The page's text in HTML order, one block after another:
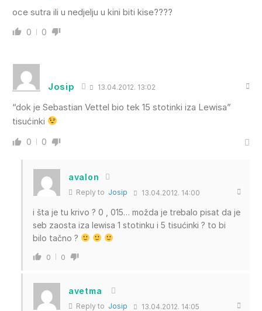
oce sutra ili u nedjelju u kini biti kise????
0 0
Josip 13.04.2012. 13:02
“dok je Sebastian Vettel bio tek 15 stotinki iza Lewisa”
tisućinki
0 0
avalon
Reply to Josip 13.04.2012. 14:00
i šta je tu krivo ? 0 , 015… možda je trebalo pisat da je
seb zaosta iza lewisa 1 stotinku i 5 tisućinki ? to bi
bilo tačno ?
0 0
avetma
Reply to Josip 13.04.2012. 14:05